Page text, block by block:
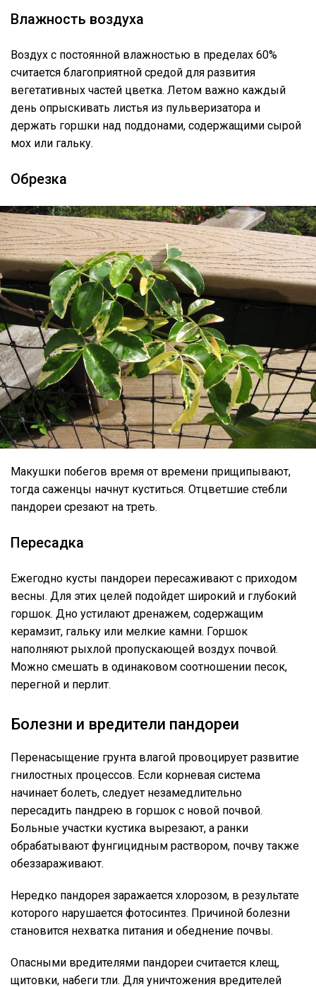
Влажность воздуха
Воздух с постоянной влажностью в пределах 60%
считается благоприятной средой для развития
вегетативных частей цветка. Летом важно каждый
день опрыскивать листья из пульверизатора и
держать горшки над поддонами, содержащими сырой
мох или гальку.
Обрезка
Макушки побегов время от времени прищипывают,
тогда саженцы начнут куститься. Отцветшие стебли
пандореи срезают на треть.
Пересадка
Ежегодно кусты пандореи пересаживают с приходом
весны. Для этих целей подойдет широкий и глубокий
горшок. Дно устилают дренажем, содержащим
керамзит, гальку или мелкие камни. Горшок
наполняют рыхлой пропускающей воздух почвой.
Можно смешать в одинаковом соотношении песок,
перегной и перлит.
Болезни и вредители пандореи
Перенасыщение грунта влагой провоцирует развитие
гнилостных процессов. Если корневая система
начинает болеть, следует незамедлительно
пересадить пандрею в горшок с новой почвой.
Больные участки кустика вырезают, а ранки
обрабатывают фунгицидным раствором, почву также
обеззараживают.
Нередко пандорея заражается хлорозом, в результате
которого нарушается фотосинтез. Причиной болезни
становится нехватка питания и обеднение почвы.
Опасными вредителями пандореи считается клещ,
щитовки, набеги тли. Для уничтожения вредителей